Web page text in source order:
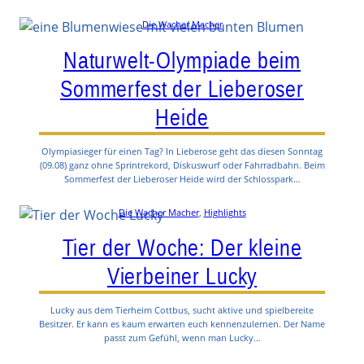
Die Wacher Macher
Naturwelt-Olympiade beim
Sommerfest der Lieberoser
Heide
Olympiasieger für einen Tag? In Lieberose geht das diesen Sonntag
(09.08) ganz ohne Sprintrekord, Diskuswurf oder Fahrradbahn. Beim
Sommerfest der Lieberoser Heide wird der Schlosspark…
Die Wacher Macher, Highlights
Tier der Woche: Der kleine
Vierbeiner Lucky
Lucky aus dem Tierheim Cottbus, sucht aktive und spielbereite
Besitzer. Er kann es kaum erwarten euch kennenzulernen. Der Name
passt zum Gefühl, wenn man Lucky…